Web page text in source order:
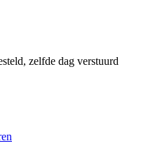
zelfde dag verstuurd